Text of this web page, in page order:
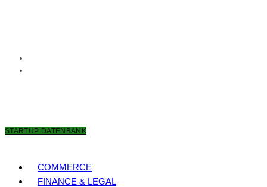
STARTUP DATENBANK
COMMERCE
FINANCE & LEGAL